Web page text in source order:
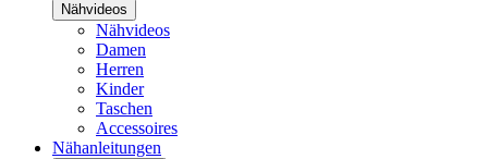
Nähvideos
Nähvideos
Damen
Herren
Kinder
Taschen
Accessoires
Nähanleitungen